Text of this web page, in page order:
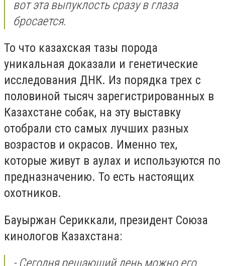
вот эта выпуклость сразу в глаза
бросается.
То что казахская тазы порода
уникальная доказали и генетические
исследования ДНК. Из порядка трех с
половиной тысяч зарегистрированных в
Казахстане собак, на эту выставку
отобрали сто самых лучших разных
возрастов и окрасов. Именно тех,
которые живут в аулах и используются по
предназначению. То есть настоящих
охотников.
Бауыржан Сериккали, президент Союза
кинологов Казахстана:
- Сегодня решающий день можно его